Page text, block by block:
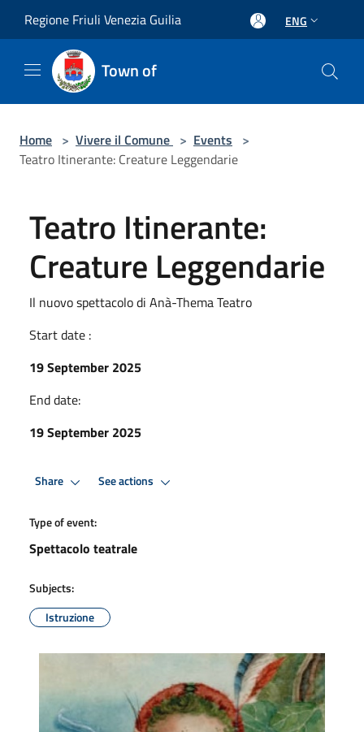
Regione Friuli Venezia Guilia ENG
Town of
Home > Vivere il Comune > Events >
Teatro Itinerante: Creature Leggendarie
Teatro Itinerante:
Creature Leggendarie
Il nuovo spettacolo di Anà-Thema Teatro
Start date :
19 September 2025
End date:
19 September 2025
Share See actions
Type of event:
Spettacolo teatrale
Subjects:
Istruzione